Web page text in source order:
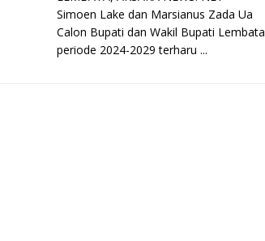
Simoen Lake dan Marsianus Zada Ua
Calon Bupati dan Wakil Bupati Lembata
periode 2024-2029 terharu ...